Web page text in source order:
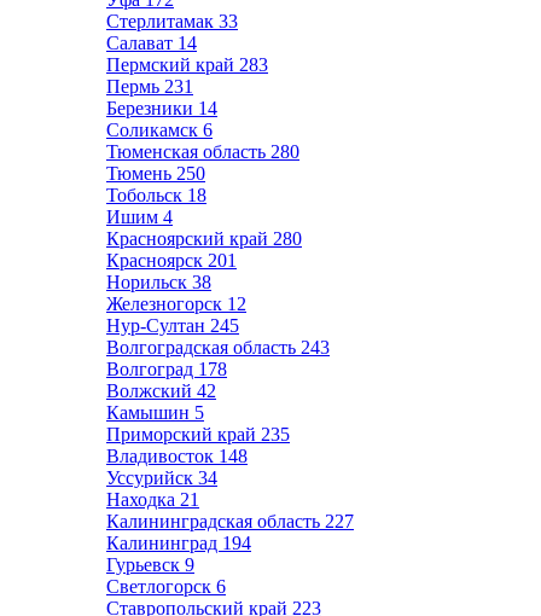
Стерлитамак 33
Салават 14
Пермский край 283
Пермь 231
Березники 14
Соликамск 6
Тюменская область 280
Тюмень 250
Тобольск 18
Ишим 4
Красноярский край 280
Красноярск 201
Норильск 38
Железногорск 12
Нур-Султан 245
Волгоградская область 243
Волгоград 178
Волжский 42
Камышин 5
Приморский край 235
Владивосток 148
Уссурийск 34
Находка 21
Калининградская область 227
Калининград 194
Гурьевск 9
Светлогорск 6
Ставропольский край 223